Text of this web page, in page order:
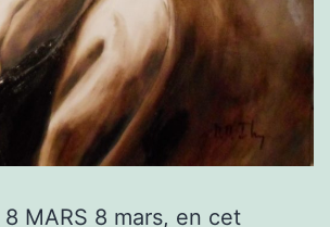
8 MARS 8 mars, en cet